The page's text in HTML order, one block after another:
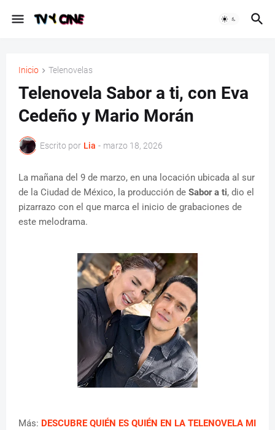
Inicio Telenovelas
Telenovela Sabor a ti, con Eva
Cedeño y Mario Morán
Escrito por Lia - marzo 18, 2026
La mañana del 9 de marzo, en una locación ubicada al sur
de la Ciudad de México, la producción de Sabor a ti, dio el
pizarrazo con el que marca el inicio de grabaciones de
este melodrama.
Más: DESCUBRE QUIÉN ES QUIÉN EN LA TELENOVELA MI